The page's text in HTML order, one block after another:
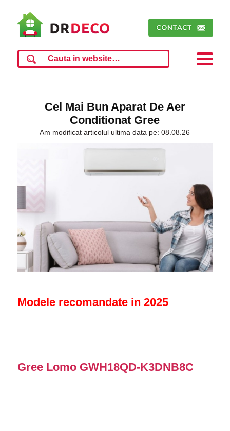
Cel Mai Bun Aparat De Aer
Conditionat Gree
Am modificat articolul ultima data pe: 08.08.26
Modele recomandate in 2025
Gree Lomo GWH18QD-K3DNB8C